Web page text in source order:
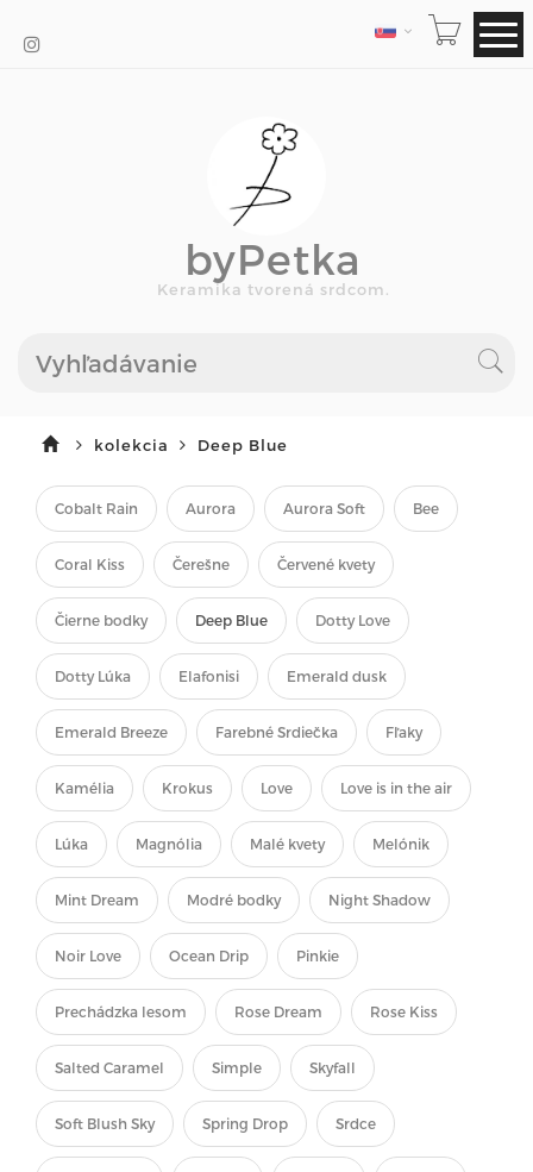
JAZYK
byPetka
Keramika tvorená srdcom.
kolekcia Deep Blue
Cobalt Rain Aurora Aurora Soft Bee
Coral Kiss Čerešne Červené kvety
Čierne bodky Deep Blue Dotty Love
Dotty Lúka Elafonisi Emerald dusk
Emerald Breeze Farebné Srdiečka Fľaky
Kamélia Krokus Love Love is in the air
Lúka Magnólia Malé kvety Melónik
Mint Dream Modré bodky Night Shadow
Noir Love Ocean Drip Pinkie
Prechádzka lesom Rose Dream Rose Kiss
Salted Caramel Simple Skyfall
Soft Blush Sky Spring Drop Srdce